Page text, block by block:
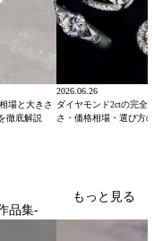
場と大きさ
徹底解説
2026.06.26
ダイヤモンド2ctの完全
さ・価格相場・選び方
品集-
もっと見る